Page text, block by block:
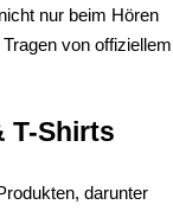
nur beim Hören
von offiziellem
T-Shirts
darunter